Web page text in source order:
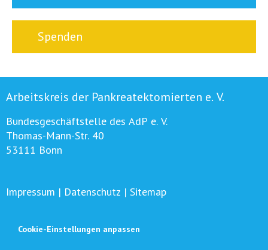
Spenden
Arbeitskreis der Pankreatektomierten e. V.
Bundesgeschäftstelle des AdP e. V.
Thomas-Mann-Str. 40
53111 Bonn
Impressum | Datenschutz | Sitemap
Cookie-Einstellungen anpassen